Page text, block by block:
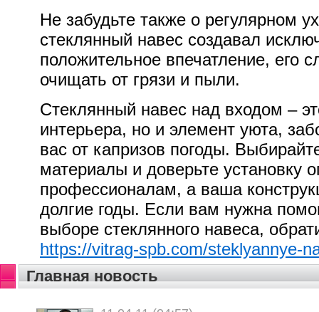
Не забудьте также о регулярном
стеклянный навес создавал
положительное впечатление, его
очищать от грязи и пыли.
Стеклянный навес над входом –
интерьера, но и элемент уюта,
вас от капризов погоды.
материалы и доверьте установку
профессионалам, а ваша
долгие годы. Если вам нужна
выборе стеклянного навеса,
https://vitrag-spb.com/steklyannye-
Главная новость